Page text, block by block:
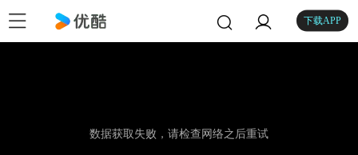
下载APP
数据获取失败，请检查网络之后重试